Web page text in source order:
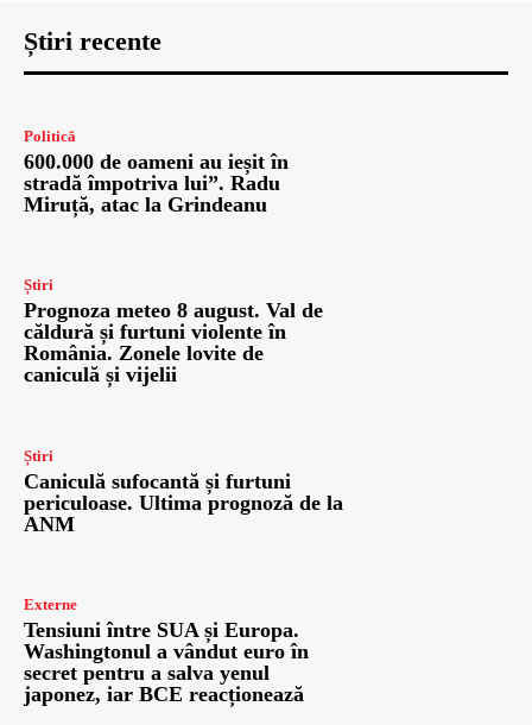
Știri recente
Politică
600.000 de oameni au ieșit în
stradă împotriva lui”. Radu
Miruță, atac la Grindeanu
Știri
Prognoza meteo 8 august. Val de
căldură și furtuni violente în
România. Zonele lovite de
caniculă și vijelii
Știri
Caniculă sufocantă și furtuni
periculoase. Ultima prognoză de la
ANM
Externe
Tensiuni între SUA și Europa.
Washingtonul a vândut euro în
secret pentru a salva yenul
japonez, iar BCE reacționează